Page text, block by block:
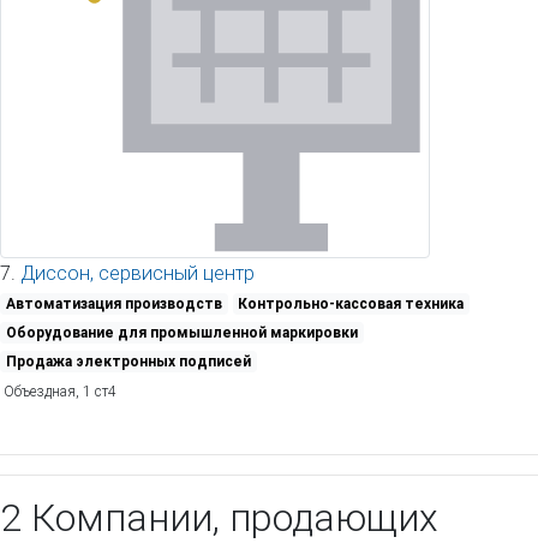
7. Диссон, сервисный центр
Автоматизация производств
Контрольно-кассовая техника
Оборудование для промышленной маркировки
Продажа электронных подписей
Объездная, 1 ст4
2 Компании, продающих